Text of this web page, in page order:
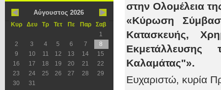
Αύγουστος 2026
Κυρ Δευ Τρ Τετ Πε Παρ
Σαβ
1
2
3 4 5 6 7
8
9
10 11 12 13 14
15
16
17 18 19 20 21
22
23
24 25 26 27 28
29
30
31
στην Ολομέλεια
«Κύρωση
Κατασκευής,
Εκμετάλλευσης
Καλαμάτας"».
Ευχαριστώ, κυρία